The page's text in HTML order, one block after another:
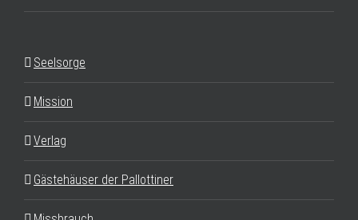
Seelsorge
Mission
Verlag
Gästehäuser der Pallottiner